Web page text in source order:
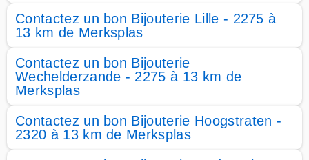
Contactez un bon Bijouterie Lille - 2275 à
13 km de Merksplas
Contactez un bon Bijouterie
Wechelderzande - 2275 à 13 km de
Merksplas
Contactez un bon Bijouterie Hoogstraten -
2320 à 13 km de Merksplas